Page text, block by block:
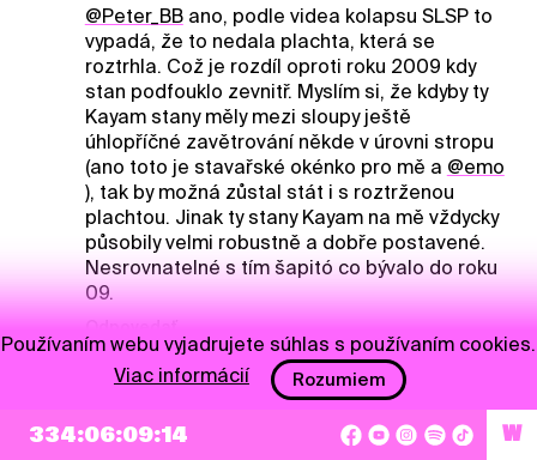
@Peter_BBano, podle videa kolapsu SLSP to
vypadá, že to nedala plachta, která se
roztrhla. Což je rozdíl oproti roku 2009 kdy
stan podfouklo zevnitř. Myslím si, že kdyby ty
Kayam stany měly mezi sloupy ještě
úhlopříčné zavětrování někde v úrovni stropu
(ano toto je stavařské okénko pro mě a @emo
), tak by možná zůstal stát i s roztrženou
plachtou. Jinak ty stany Kayam na mě vždycky
působily velmi robustně a dobře postavené.
Nesrovnatelné s tím šapitó co bývalo do roku
09.
16. 7. 2024, 21:13
334:06:09:13 W
Používaním webu vyjadrujete súhlas s používaním cookies.
Viac informácií
Rozumiem